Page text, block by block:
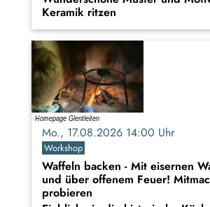
Keramik ritzen
Mo., 17.08.2026 14:00 Uhr
Workshop
Waffeln backen - Mit eisernen
und über offenem Feuer!
probieren